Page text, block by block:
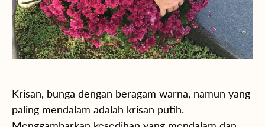
Krisan, bunga dengan beragam warna, namun yang
paling mendalam adalah krisan putih.